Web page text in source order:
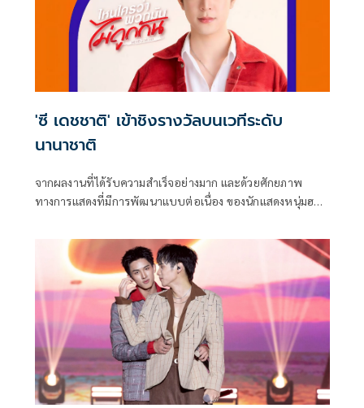
'ซี เดชชาติ' เข้าชิงรางวัลบนเวทีระดับ
นานาชาติ
จากผลงานที่ได้รับความสำเร็จอย่างมาก และด้วยศักยภาพ
ทางการแสดงที่มีการพัฒนาแบบต่อเนื่อง ของนักแสดงหนุ่มฮอต
เทนต์โพรไวเดอร์ชั้นนำของ เมืองไทย ในเครือบริษัท เดอะ วัน
เอ็นเตอร์ไพรส์ จำกัด (มหาชน)